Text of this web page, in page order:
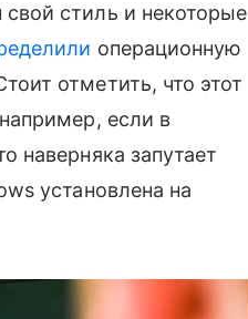
стиль и некоторые
операционную
отметить, что этот
если в
наверняка запутает
установлена на